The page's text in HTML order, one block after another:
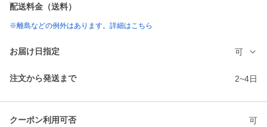
配送料金（送料）
※離島などの例外はあります。詳細はこちら
お届け日指定 可
注文から発送まで 2~4日
クーポン利用可否 可